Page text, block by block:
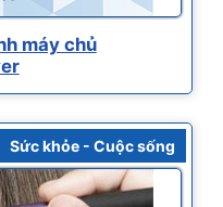
máy chủ
Sức khỏe - Cuộc sống